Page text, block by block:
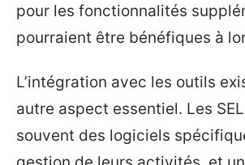
pour les fonctionnalités
pourraient être bénéfiques à
L’intégration avec les outils
autre aspect essentiel. Les
souvent des logiciels